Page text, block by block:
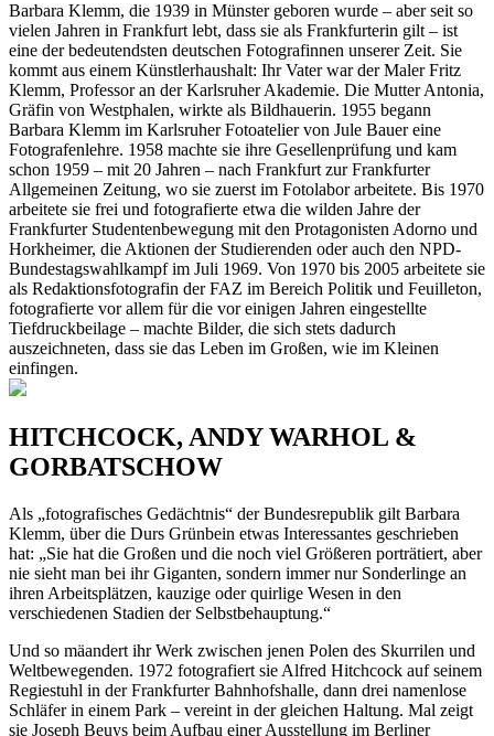
Barbara Klemm, die 1939 in Münster geboren wurde – aber seit so
vielen Jahren in Frankfurt lebt, dass sie als Frankfurterin gilt – ist
eine der bedeutendsten deutschen Fotografinnen unserer Zeit. Sie
kommt aus einem Künstlerhaushalt: Ihr Vater war der Maler Fritz
Klemm, Professor an der Karlsruher Akademie. Die Mutter Antonia,
Gräfin von Westphalen, wirkte als Bildhauerin. 1955 begann
Barbara Klemm im Karlsruher Fotoatelier von Jule Bauer eine
Fotografenlehre. 1958 machte sie ihre Gesellenprüfung und kam
schon 1959 – mit 20 Jahren – nach Frankfurt zur Frankfurter
Allgemeinen Zeitung, wo sie zuerst im Fotolabor arbeitete. Bis 1970
arbeitete sie frei und fotografierte etwa die wilden Jahre der
Frankfurter Studentenbewegung mit den Protagonisten Adorno und
Horkheimer, die Aktionen der Studierenden oder auch den NPD-
Bundestagswahlkampf im Juli 1969. Von 1970 bis 2005 arbeitete sie
als Redaktionsfotografin der FAZ im Bereich Politik und Feuilleton,
fotografierte vor allem für die vor einigen Jahren eingestellte
Tiefdruckbeilage – machte Bilder, die sich stets dadurch
auszeichneten, dass sie das Leben im Großen, wie im Kleinen
einfingen.
HITCHCOCK, ANDY WARHOL &
GORBATSCHOW
Als „fotografisches Gedächtnis“ der Bundesrepublik gilt Barbara
Klemm, über die Durs Grünbein etwas Interessantes geschrieben
hat: „Sie hat die Großen und die noch viel Größeren porträtiert, aber
nie sieht man bei ihr Giganten, sondern immer nur Sonderlinge an
ihren Arbeitsplätzen, kauzige oder quirlige Wesen in den
verschiedenen Stadien der Selbstbehauptung.“
Und so mäandert ihr Werk zwischen jenen Polen des Skurrilen und
Weltbewegenden. 1972 fotografiert sie Alfred Hitchcock auf seinem
Regiestuhl in der Frankfurter Bahnhofshalle, dann drei namenlose
Schläfer in einem Park – vereint in der gleichen Haltung. Mal zeigt
sie Joseph Beuys beim Aufbau einer Ausstellung im Berliner